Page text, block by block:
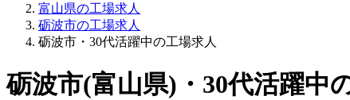
富山県の工場求人
砺波市の工場求人
砺波市・30代活躍中の工場求人
砺波市(富山県)・30代活躍中